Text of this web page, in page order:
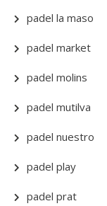
padel la maso
padel market
padel molins
padel mutilva
padel nuestro
padel play
padel prat